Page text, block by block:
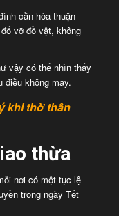
cần hòa thuận
vỡ đồ vật, không
vậy có thể nhìn thấy
điều không may.
khi thờ thần
thừa
nơi có một tục lệ
trong ngày Tết